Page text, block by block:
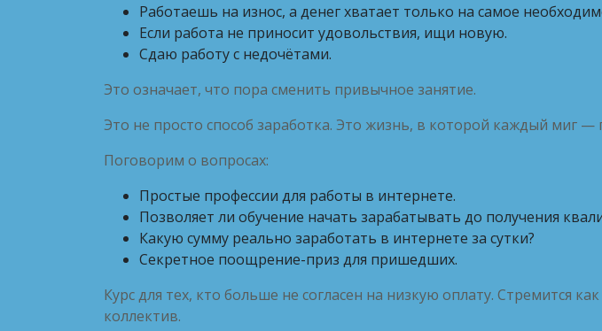
Работаешь на износ, а денег хватает только на самое
Если работа не приносит удовольствия, ищи новую.
Сдаю работу с недочётами.
Это означает, что пора сменить привычное занятие.
Это не просто способ заработка. Это жизнь, в которой каждый миг
Поговорим о вопросах:
Простые профессии для работы в интернете.
Позволяет ли обучение начать зарабатывать до получения
Какую сумму реально заработать в интернете за сутки?
Секретное поощрение-приз для пришедших.
Курс для тех, кто больше не согласен на низкую оплату. Стремится
коллектив.